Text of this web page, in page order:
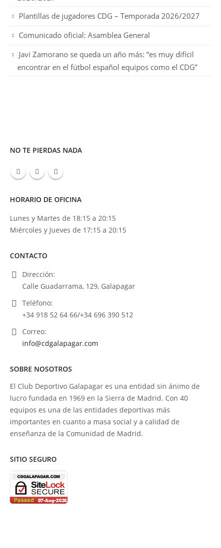
Plantillas de jugadores CDG – Temporada 2026/2027
Comunicado oficial: Asamblea General
Javi Zamorano se queda un año más: “es muy difícil
encontrar en el fútbol español equipos como el CDG”
NO TE PIERDAS NADA
HORARIO DE OFICINA
Lunes y Martes de 18:15 a 20:15
Miércoles y Jueves de 17:15 a 20:15
CONTACTO
Dirección:
Calle Guadarrama, 129, Galapagar
Teléfono:
+34 918 52 64 66/+34 696 390 512
Correo:
info@cdgalapagar.com
SOBRE NOSOTROS
El Club Deportivo Galapagar es una entidad sin ánimo de
lucro fundada en 1969 en la Sierra de Madrid. Con 40
equipos es una de las entidades deportivas más
importantes en cuanto a masa social y a calidad de
enseñanza de la Comunidad de Madrid.
SITIO SEGURO